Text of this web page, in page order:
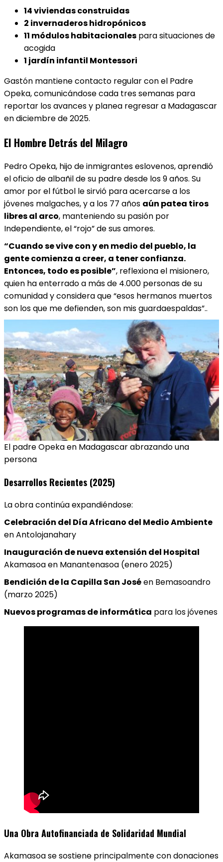
14 viviendas construidas
2 invernaderos hidropónicos
11 módulos habitacionales para situaciones de
acogida
1 jardín infantil Montessori
Gastón mantiene contacto regular con el Padre
Opeka, comunicándose cada tres semanas para
reportar los avances y planea regresar a Madagascar
en diciembre de 2025.
El Hombre Detrás del Milagro
Pedro Opeka, hijo de inmigrantes eslovenos, aprendió
el oficio de albañil de su padre desde los 9 años. Su
amor por el fútbol le sirvió para acercarse a los
jóvenes malgaches, y a los 77 años aún patea tiros
libres al arco, manteniendo su pasión por
Independiente, el “rojo” de sus amores.
“Cuando se vive con y en medio del pueblo, la
gente comienza a creer, a tener confianza.
Entonces, todo es posible”, reflexiona el misionero,
quien ha enterrado a más de 4.000 personas de su
comunidad y considera que “esos hermanos muertos
son los que me defienden, son mis guardaespaldas”..
El padre Opeka en Madagascar abrazando una
persona
Desarrollos Recientes (2025)
La obra continúa expandiéndose:
Celebración del Día Africano del Medio Ambiente
en Antolojanahary
Inauguración de nueva extensión del Hospital
Akamasoa en Manantenasoa (enero 2025)
Bendición de la Capilla San Joséen Bemasoandro
(marzo 2025)
Nuevos programas de informática para los jóvenes
Una Obra Autofinanciada de Solidaridad Mundial
Akamasoa se sostiene principalmente con donaciones